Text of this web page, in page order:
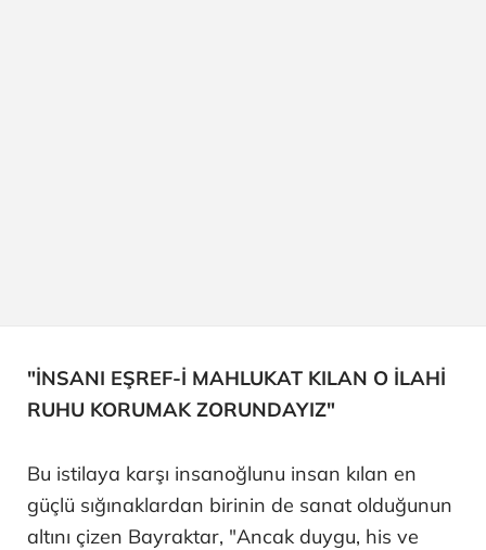
"İNSANI EŞREF-İ MAHLUKAT KILAN O İLAHİ
RUHU KORUMAK ZORUNDAYIZ"
Bu istilaya karşı insanoğlunu insan kılan en
güçlü sığınaklardan birinin de sanat olduğunun
altını çizen Bayraktar, "Ancak duygu, his ve